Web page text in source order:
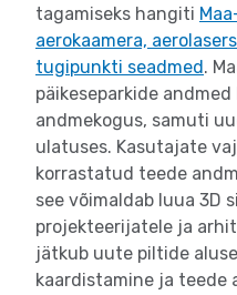
tagamiseks hangiti
aerokaamera,
tugipunkti seadmed .
päikeseparkide
andmekogus, samuti
ulatuses. Kasutajate
korrastatud teede
see võimaldab luua 3D
projekteerijatele ja
jätkub uute piltide
kaardistamine ja teede